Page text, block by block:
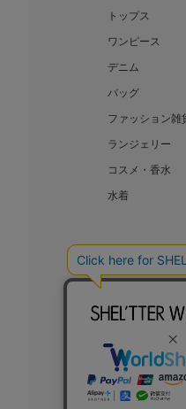
トップス
ワンピース
デニム
バッグ
ファッション雑
ランジェリー
コスメ・香水
水着
BAROQUE
COPYRIGHT ©